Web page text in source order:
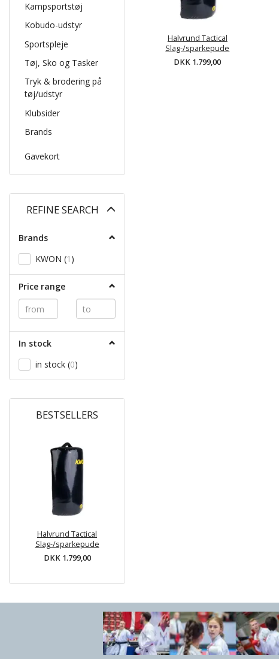
Kampsportstøj
Kobudo-udstyr
Sportspleje
Tøj, Sko og Tasker
Tryk & brodering på
tøj/udstyr
Klubsider
Brands
Gavekort
REFINE SEARCH
Brands
KWON (1 )
Price range
In stock
in stock (0)
BESTSELLERS
Halvrund Tactical
Slag-/sparkepude
DKK 1.799,00
Halvrund Tactical
Slag-/sparkepude
DKK 1.799,00